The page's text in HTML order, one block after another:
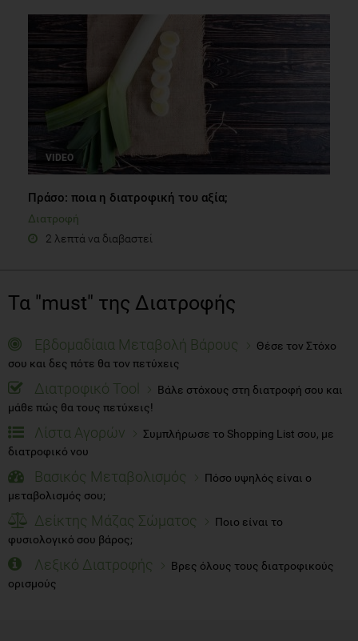
VIDEO
Πράσο: ποια η διατροφική του αξία;
Διατροφή
2 λεπτά να διαβαστεί
Τα "must" της Διατροφής
Εβδομαδίαια Μεταβολή Βάρους
Θέσε τον Στόχο
σου και δες πότε θα τον πετύχεις
Διατροφικό Tool
Βάλε στόχους στη διατροφή σου και
μάθε πώς θα τους πετύχεις!
Λίστα Αγορών
Συμπλήρωσε το Shopping List σου, με
διατροφικό νου
Βασικός Μεταβολισμός
Πόσο υψηλός είναι ο
μεταβολισμός σου;
Δείκτης Μάζας Σώματος
Ποιο είναι το
φυσιολογικό σου βάρος;
Λεξικό Διατροφής
Βρες όλους τους διατροφικούς
ορισμούς